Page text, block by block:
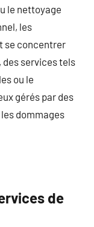
le nettoyage
les
se concentrer
des services tels
ou le
gérés par des
dommages
de